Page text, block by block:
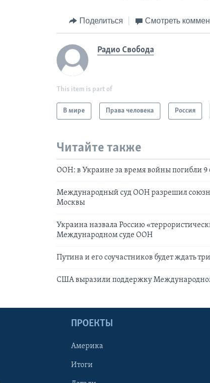
Поделиться Смотреть
Радио Свобода
This item is part of
В мире Права человека Россия
Читайте также
ООН: в Украине за время войны погибли
Международный суд ООН разрешил
Москвы
Украина назвала Россию
Международном суде ООН
Путина и его соучастников будет ждать
США выразили поддержку
ПРОЕКТЫ
Америка
Итоги